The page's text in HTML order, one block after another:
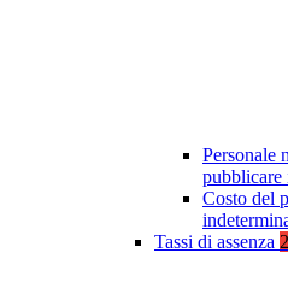
Personale
pubblicare
Costo del
Tassi di assenza